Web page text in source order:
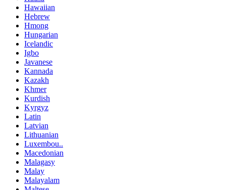
Hawaiian
Hebrew
Hmong
Hungarian
Icelandic
Igbo
Javanese
Kannada
Kazakh
Khmer
Kurdish
Kyrgyz
Latin
Latvian
Lithuanian
Luxembou..
Macedonian
Malagasy
Malay
Malayalam